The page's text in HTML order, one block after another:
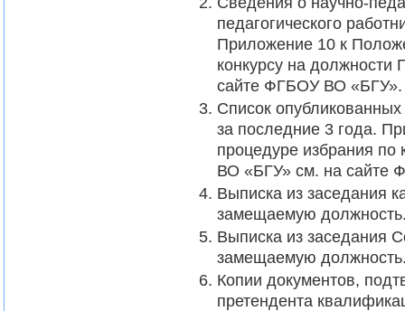
педагогического
Приложение 10 к
конкурсу на
сайте ФГБОУ ВО «БГУ».
Список
за последние 3 года.
процедуре избрания
ВО «БГУ» см. на сайте
Выписка из заседания
замещаемую
Выписка из заседания
замещаемую
Копии документов,
претендента